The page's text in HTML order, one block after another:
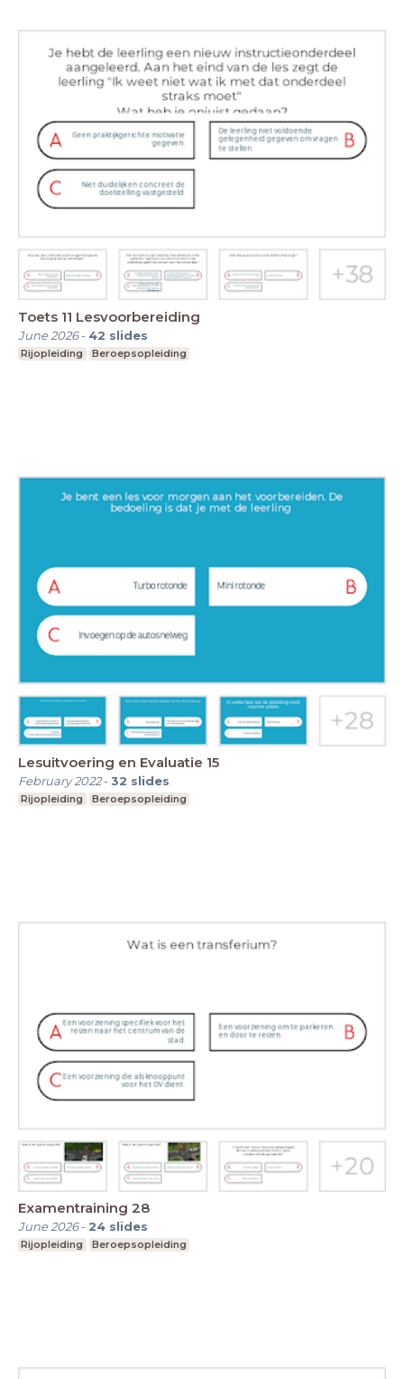
Toets 11 Lesvoorbereiding
June 2026- 42 slides
Rijopleiding Beroepsopleiding
Lesuitvoering en Evaluatie 15
February 2022-32 slides
Rijopleiding Beroepsopleiding
Examentraining 28
June 2026- 24 slides
Rijopleiding Beroepsopleiding